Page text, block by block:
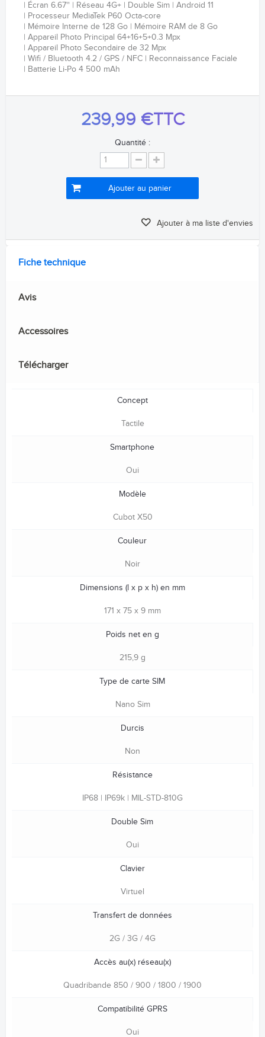
Écran 6.67'' Réseau 4G+ Double Sim
Android 11
Processeur MediaTek P60 Octa-core
Mémoire Interne de 128 Go
Mémoire RAM de 8 Go
Appareil Photo Principal 64+16+5+0.3 Mpx
Appareil Photo Secondaire de 32 Mpx
Wifi / Bluetooth 4.2 / GPS / NFC
Reconnaissance Faciale
Batterie Li-Po 4 500 mAh
239,99 €TTC
Quantité :
Ajouter au panier
Ajouter à ma liste d'envies
Fiche technique
Avis
Accessoires
Télécharger
Concept
Tactile
Smartphone
Oui
Modèle
Cubot X50
Couleur
Noir
Dimensions (l x p x h) en mm
171 x 75 x 9 mm
Poids net en g
215,9 g
Type de carte SIM
Nano Sim
Durcis
Non
Résistance
IP68 | IP69k | MIL-STD-810G
Double Sim
Oui
Clavier
Virtuel
Transfert de données
2G / 3G / 4G
Accès au(x) réseau(x)
Quadribande 850 / 900 / 1800 / 1900
Compatibilité GPRS
Oui